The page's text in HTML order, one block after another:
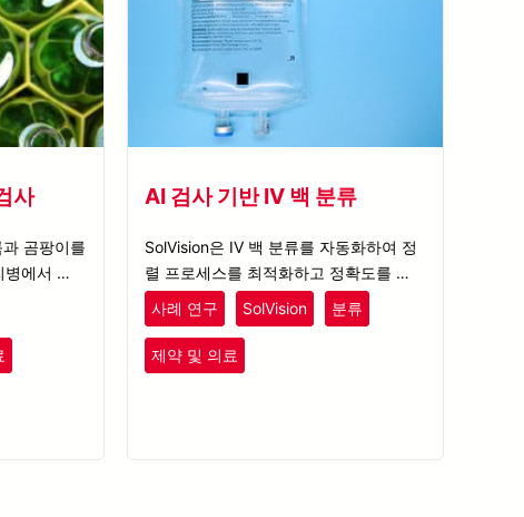
사
곰팡이를
에서 결
검사 프
AI 검사 기반 IV 백 분류
SolVision은 IV 백 분류를 자동화하여 정
렬 프로세스를 최적화하고 정확도를 높
입니다. 첨단 AI 검사 솔루션을 지금 만나
보세요.
사례 연구 SolVision 분류
제약 및 의료